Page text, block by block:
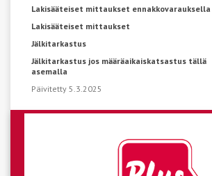
Lakisääteiset mittaukset ennakkovarauksella
Lakisääteiset mittaukset
Jälkitarkastus
Jälkitarkastus jos määräaikaiskatsastus tällä
asemalla
Päivitetty 5.3.2025
VARAA AIKA KATSASTUKSEEN